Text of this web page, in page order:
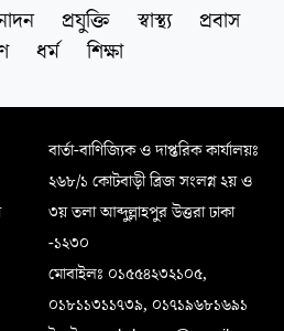
প্রযুক্তি স্বাস্থ্য
প্রবাস
ধর্ম শিক্ষা
বার্তা-বাণিজ্যিক ও দাপ্তরিক কার্যালয়ঃ
২৬৮/১ কোটবাড়ী ব্রিজ সংলগ্ন ২য় ও
৩য় তলা আব্দুল্লাহপুর উত্তরা ঢাকা
-১২৩০
মোবাইলঃ ০১৫৫৪২৩২১০৫,
০১৮১১৩১১৭৩৯, ০১৭১৯৬৮১৬৯১